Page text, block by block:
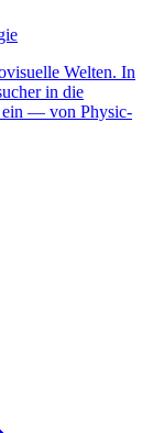
Welten. In
in die
ein — von Physic-